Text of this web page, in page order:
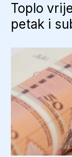
Toplo
petak i